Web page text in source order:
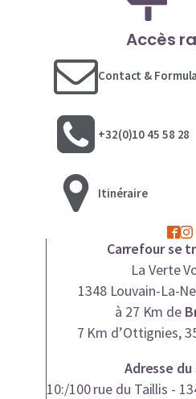
Accès
Contact &
+32(0)10 45 58 28
Itinéraire
Carrefour se
La Verte
1348 Louvain-La-
à 27 Km de
7 Km d’Ottignies,
Adresse du
10:/100 rue du Taillis -